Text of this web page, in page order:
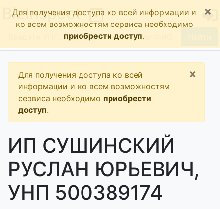
BizInspect
Для получения доступа ко всей информации и
ко всем возможностям сервиса необходимо
приобрести доступ.
×
Для получения доступа ко всей
информации и ко всем возможностям
сервиса необходимо приобрести
доступ.
×
ИП СУШИНСКИЙ
РУСЛАН ЮРЬЕВИЧ,
УНП 500389174